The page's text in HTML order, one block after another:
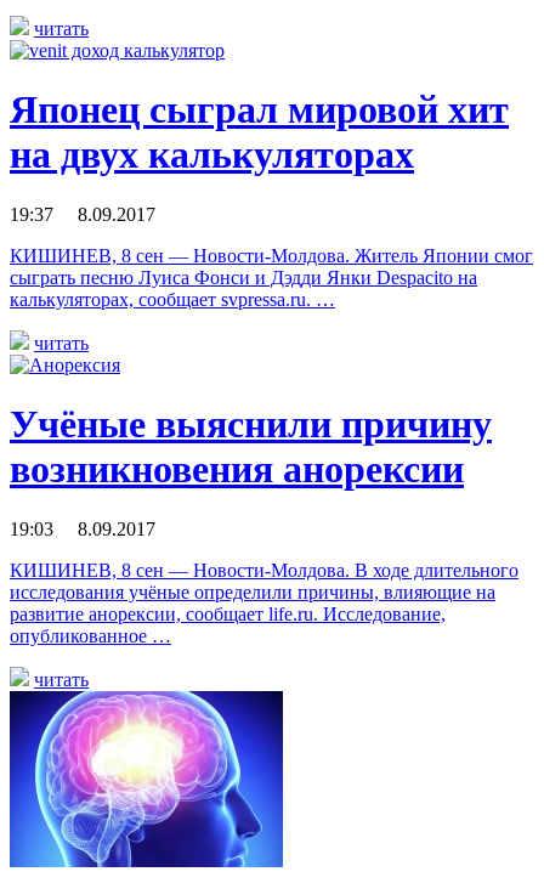
читать
Японец сыграл мировой хит
на двух калькуляторах
19:37 8.09.2017
КИШИНЕВ, 8 сен — Новости-Молдова. Житель Японии смог
сыграть песню Луиса Фонси и Дэдди Янки Despacito на
калькуляторах, сообщает svpressa.ru. …
читать
Учёные выяснили причину
возникновения анорексии
19:03 8.09.2017
КИШИНЕВ, 8 сен — Новости-Молдова. В ходе длительного
исследования учёные определили причины, влияющие на
развитие анорексии, сообщает life.ru. Исследование,
опубликованное …
читать